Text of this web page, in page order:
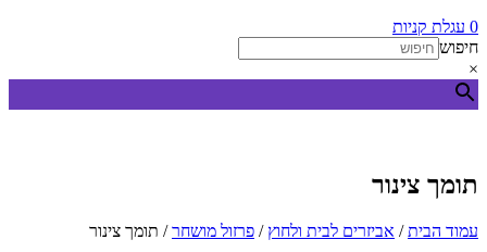
0 עגלת קניות
חיפוש
×
תומך צינור
עמוד הבית/ אביזרים לבית ולחוץ / פרזול מושחר/ תומך צינור